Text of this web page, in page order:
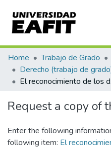
Communities & Collections
All of DSpace
Home Trabajo de Grado
Derecho (trabajo de
El reconocimiento de
Request a copy of
Enter the following
following item: El